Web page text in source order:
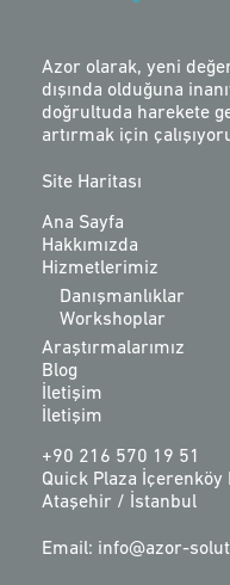
Azor olarak, yeni
dışında olduğuna
doğrultuda harekete
artırmak için
Site Haritası
Ana Sayfa
Hakkımızda
Hizmetlerimiz
Danışmanlıklar
Workshoplar
Araştırmalarımız
Blog
İletişim
İletişim
+90 216 570 19 51
Quick Plaza
Ataşehir / İstanbul
Email: info@azor-